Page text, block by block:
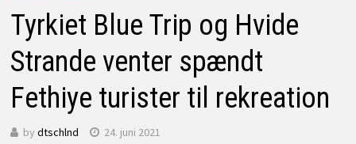
Tyrkiet Blue Trip og Hvide
Strande venter spændt
Fethiye turister til rekreation
by dtschlnd 24. juni 2021